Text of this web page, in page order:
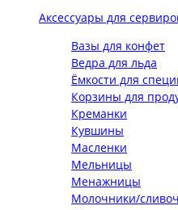
Аксессуары для
Вазы для конфет
Ведра для льда
Ёмкости для
Корзины для
Креманки
Кувшины
Масленки
Мельницы
Менажницы
Молочники/